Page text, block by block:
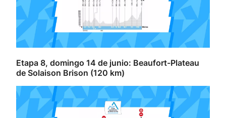
Etapa 8, domingo 14 de junio: Beaufort-Plateau
de Solaison Brison (120 km)